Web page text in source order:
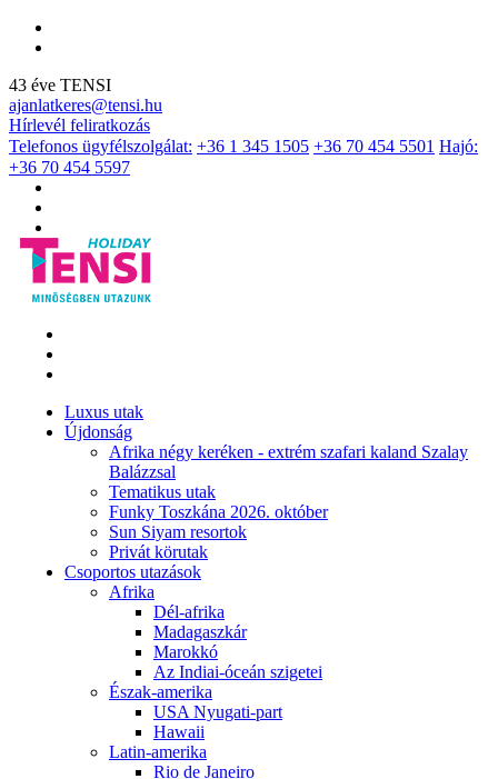
43 éve TENSI
ajanlatkeres@tensi.hu
Hírlevél feliratkozás
Telefonos ügyfélszolgálat: +36 1 345 1505 +36 70 454 5501 Hajó:
+36 70 454 5597
Luxus utak
Újdonság
Afrika négy keréken - extrém szafari kaland Szalay
Balázzsal
Tematikus utak
Funky Toszkána 2026. október
Sun Siyam resortok
Privát körutak
Csoportos utazások
Afrika
Dél-afrika
Madagaszkár
Marokkó
Az Indiai-óceán szigetei
Észak-amerika
USA Nyugati-part
Hawaii
Latin-amerika
Rio de Janeiro